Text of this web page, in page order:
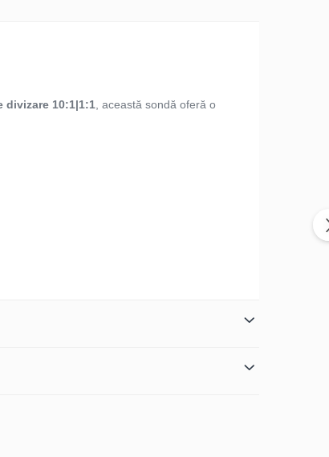
divizare 10:1|1:1 , această sondă oferă o